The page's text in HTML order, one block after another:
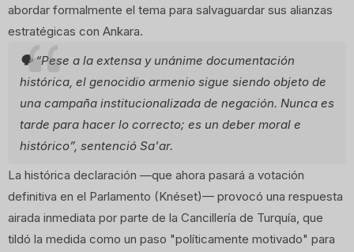
abordar formalmente el tema para salvaguardar sus alianzas
estratégicas con Ankara.
🗣️ “Pese a la extensa y unánime documentación
histórica, el genocidio armenio sigue siendo objeto de
una campaña institucionalizada de negación. Nunca es
tarde para hacer lo correcto; es un deber moral e
histórico”, sentenció Sa'ar.
La histórica declaración —que ahora pasará a votación
definitiva en el Parlamento (Knéset)— provocó una respuesta
airada inmediata por parte de la Cancillería de Turquía, que
tildó la medida como un paso "políticamente motivado" para